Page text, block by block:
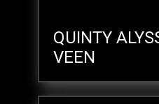
QUINTY
VEEN